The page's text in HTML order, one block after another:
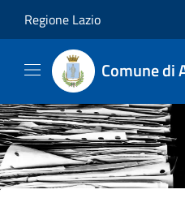
Regione Lazio
Comune di